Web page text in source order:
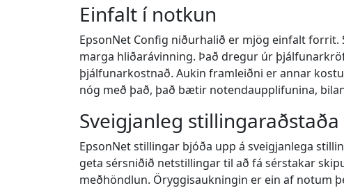
Einfalt í notkun
EpsonNet Config niðurhalið er mjög einfalt
marga hliðarávinning. Það dregur úr
þjálfunarkostnað. Aukin framleiðni er annar
nóg með það, það bætir notendaupplifunina,
Sveigjanleg stillingaraðstaða
EpsonNet stillingar bjóða upp á sveigjanlega
geta sérsniðið netstillingar til að fá sérstakar
meðhöndlun. Öryggisaukningin er ein af notum